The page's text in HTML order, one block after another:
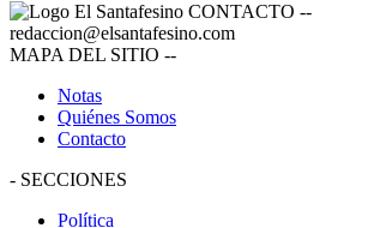
CONTACTO --
redaccion@elsantafesino.com
MAPA DEL SITIO --
Notas
Quiénes Somos
Contacto
- SECCIONES
Política